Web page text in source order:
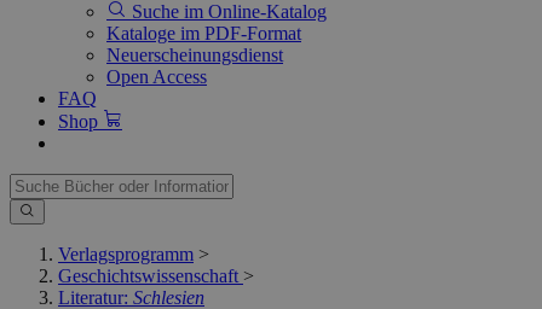
Suche im Online-Katalog
Kataloge im PDF-Format
Neuerscheinungsdienst
Open Access
FAQ
Shop
Verlagsprogramm >
Geschichtswissenschaft >
Literatur: Schlesien